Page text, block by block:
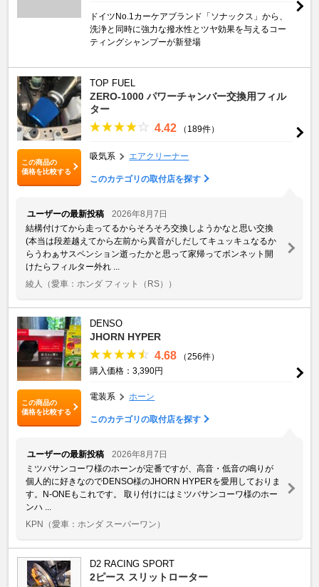
ドイツNo.1カーケアブランド「ソナックス」から、
洗浄と同時に強力な撥水性とツヤ効果を与えるコー
ティングシャンプーが新登場
この商品の
価格を比較する
TOP FUEL
ZERO-1000 パワーチャンバー交換用フィル
ター
4.42 （189件）
吸気系 エアクリーナー
このカテゴリの取付店を探す
ユーザーの最新投稿
2026年8月7日
結構付けてから走ってるからそろそろ交換しようかなと思い交換
(本当は段差越えてから左前から異音がしだしてキュッキュなるか
らうわぁサスペンション逝ったかと思って家帰ってボンネット開
けたらフィルター外れ ...
綾人
（愛車：ホンダ フィット（RS））
この商品の
価格を比較する
DENSO
JHORN HYPER
4.68
（256件）
購入価格：3,390円
電装系 ホーン
このカテゴリの取付店を探す
ユーザーの最新投稿
2026年8月7日
ミツバサンコーワ様のホーンが定番ですが、高音・低音の鳴りが
個人的に好きなのでDENSO様のJHORN HYPERを愛用しておりま
す。N-ONEもこれです。 取り付けにはミツバサンコーワ様のホー
ンハ ...
KPN （愛車：ホンダ スーパーワン）
D2 RACING SPORT
2ピース スリットローター